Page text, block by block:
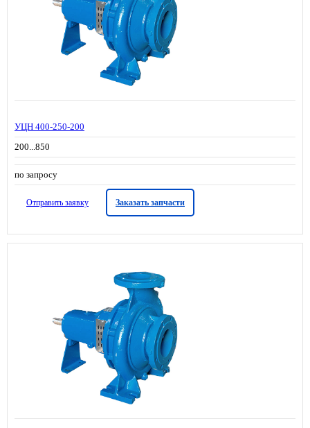
УЦН 400-250-200
200...850
по запросу
Отправить заявку Заказать запчасти